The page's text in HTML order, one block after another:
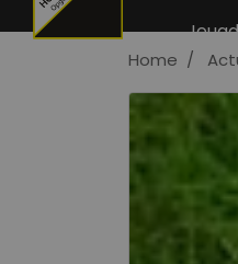
Jeugd
Home